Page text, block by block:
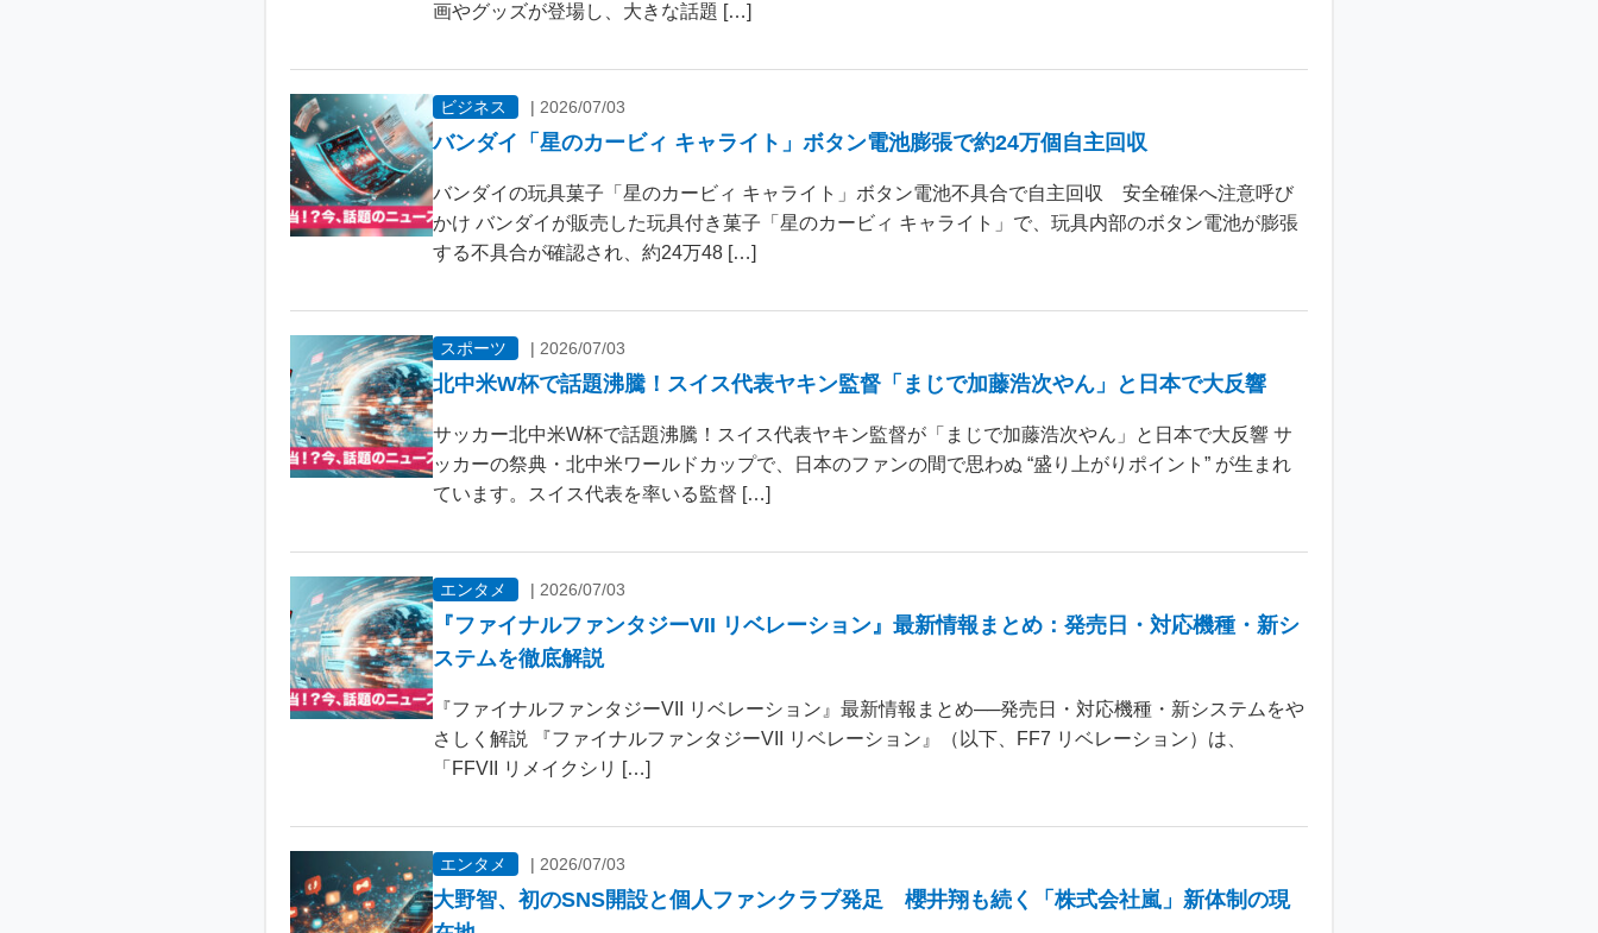
画やグッズが登場し、大きな話題 […]
ビジネス | 2026/07/03
バンダイ「星のカービィ キャライト」ボタン電池膨張で約24万個自主回収
バンダイの玩具菓子「星のカービィ キャライト」ボタン電池不具合で自主回収 安全確保へ注意呼び
かけ バンダイが販売した玩具付き菓子「星のカービィ キャライト」で、玩具内部のボタン電池が膨張
する不具合が確認され、約24万48 […]
スポーツ | 2026/07/03
北中米W杯で話題沸騰！スイス代表ヤキン監督「まじで加藤浩次やん」と日本で大反響
サッカー北中米W杯で話題沸騰！スイス代表ヤキン監督が「まじで加藤浩次やん」と日本で大反響 サ
ッカーの祭典・北中米ワールドカップで、日本のファンの間で思わぬ “盛り上がりポイント” が生まれ
ています。スイス代表を率いる監督 […]
エンタメ | 2026/07/03
『ファイナルファンタジーVII リベレーション』最新情報まとめ：発売日・対応機種・新シ
ステムを徹底解説
『ファイナルファンタジーVII リベレーション』最新情報まとめ──発売日・対応機種・新システムをや
さしく解説 『ファイナルファンタジーVII リベレーション』（以下、FF7 リベレーション）は、
「FFVII リメイクシリ […]
エンタメ | 2026/07/03
大野智、初のSNS開設と個人ファンクラブ発足 櫻井翔も続く「株式会社嵐」新体制の現